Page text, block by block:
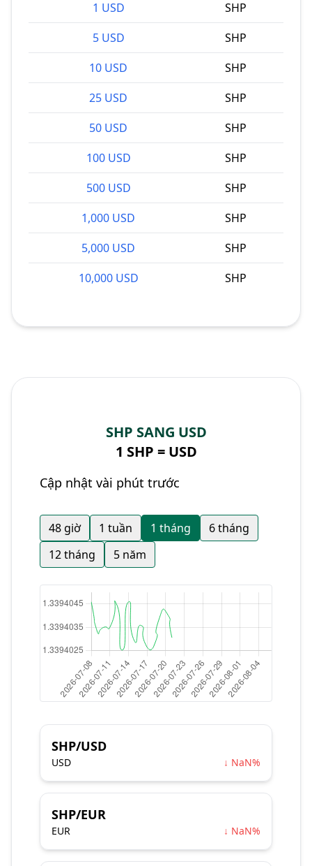
1 USD
SHP
5 USD
SHP
10 USD
SHP
25 USD
SHP
50 USD
SHP
100 USD
SHP
500 USD
SHP
1,000 USD
SHP
5,000 USD
SHP
10,000 USD
SHP
SHP SANG USD
1 SHP = USD
Cập nhật vài phút trước
48 giờ 1 tuần 1 tháng
6 tháng
12 tháng
5 năm
SHP/USD
USD ↓ NaN%
SHP/EUR
EUR ↓ NaN%